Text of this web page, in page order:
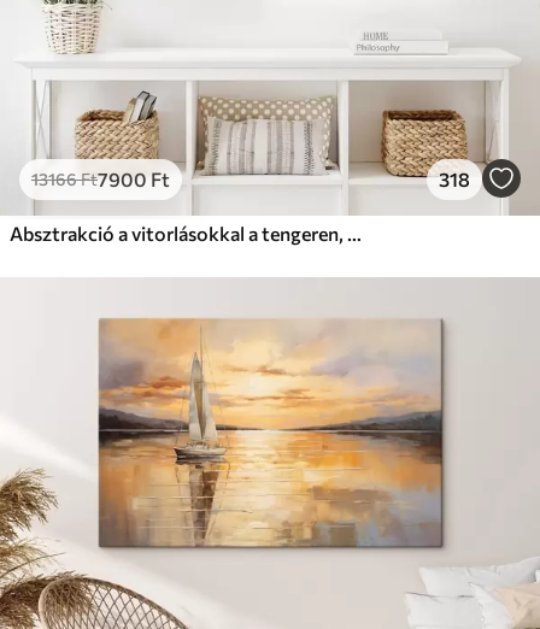
13166Ft7900 Ft 318
Absztrakció a vitorlásokkal a tengeren, akril stílusban, naplemente